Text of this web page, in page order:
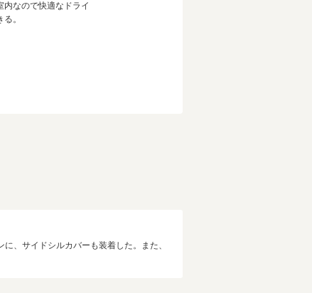
内なので快適なドライ
。
、サイドシルカバーも装着した。また、